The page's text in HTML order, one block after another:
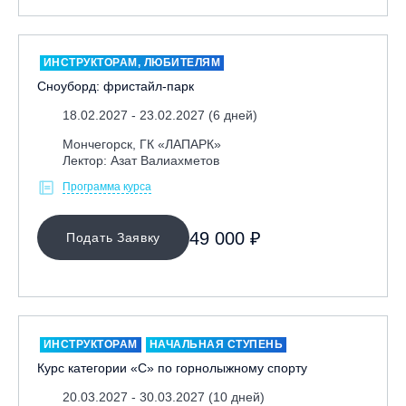
Москва, Парк «Ходынское поле»
Москва, Скалодром "Атмосфера"
Московская обл., ВГК «Лисья Гора»
Московская обл., ГК Леонида Тягачёва
Московская обл., п. Чулково, ГК «Гая Северина»
Московская обл., Сергиев Посад, вейк парк Boardberry
Новосибирск, ГЛК «Горский»
Пермский край., ГЛЦ «Губаха»
Пермь, ГК «Жебреи»
Приморский край, ГЛК «Медвежья Долина»
ИНСТРУКТОРАМ, ЛЮБИТЕЛЯМ
Сноуборд: фристайл-парк
18.02.2027 - 23.02.2027 (6 дней)
Мончегорск, ГК «ЛАПАРК»
Лектор: Азат Валиахметов
Программа курса
Подать Заявку 49 000 ₽
ИНСТРУКТОРАМ НАЧАЛЬНАЯ СТУПЕНЬ
Курс категории «С» по горнолыжному спорту
20.03.2027 - 30.03.2027 (10 дней)